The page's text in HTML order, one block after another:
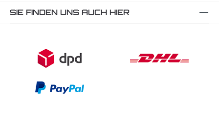
SIE FINDEN UNS AUCH HIER